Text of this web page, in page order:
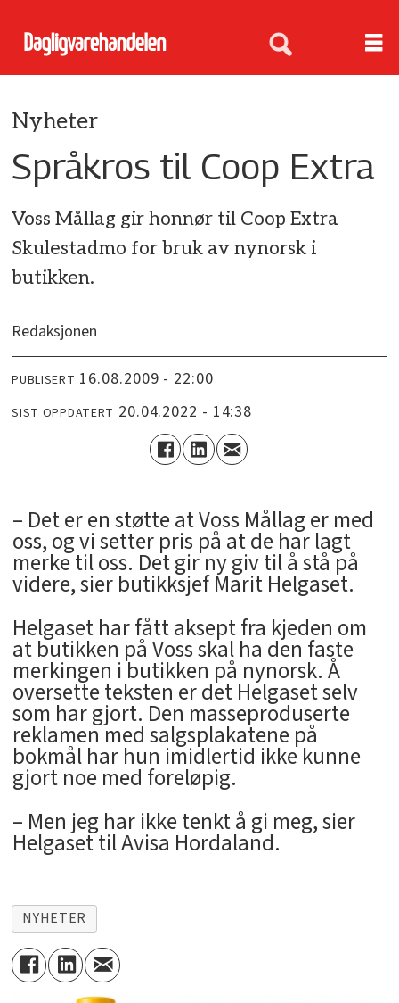
Nyheter
Språkros til Coop Extra
Voss Mållag gir honnør til Coop Extra
Skulestadmo for bruk av nynorsk i
butikken.
Redaksjonen
PUBLISERT 16.08.2009 - 22:00
SIST OPPDATERT 20.04.2022 - 14:38
– Det er en støtte at Voss Mållag er med
oss, og vi setter pris på at de har lagt
merke til oss. Det gir ny giv til å stå på
videre, sier butikksjef Marit Helgaset.
Helgaset har fått aksept fra kjeden om
at butikken på Voss skal ha den faste
merkingen i butikken på nynorsk. Å
oversette teksten er det Helgaset selv
som har gjort. Den masseproduserte
reklamen med salgsplakatene på
bokmål har hun imidlertid ikke kunne
gjort noe med foreløpig.
– Men jeg har ikke tenkt å gi meg, sier
Helgaset til Avisa Hordaland.
NYHETER